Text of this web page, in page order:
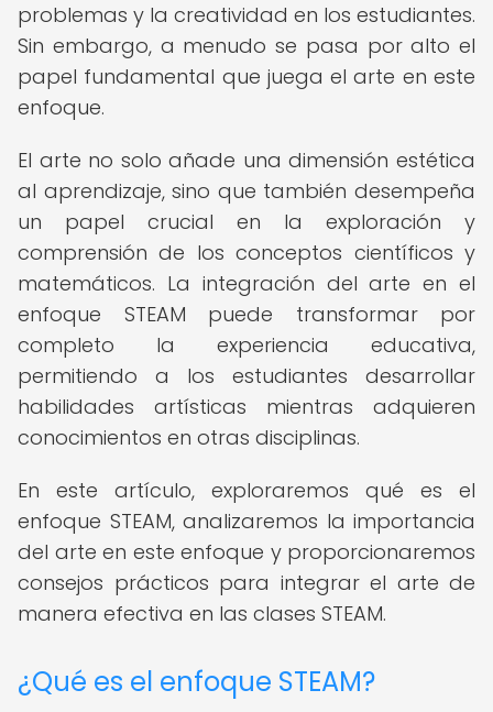
problemas y la creatividad en los estudiantes.
Sin embargo, a menudo se pasa por alto el
papel fundamental que juega el arte en este
enfoque.
El arte no solo añade una dimensión estética
al aprendizaje, sino que también desempeña
un papel crucial en la exploración y
comprensión de los conceptos científicos y
matemáticos. La integración del arte en el
enfoque STEAM puede transformar por
completo la experiencia educativa,
permitiendo a los estudiantes desarrollar
habilidades artísticas mientras adquieren
conocimientos en otras disciplinas.
En este artículo, exploraremos qué es el
enfoque STEAM, analizaremos la importancia
del arte en este enfoque y proporcionaremos
consejos prácticos para integrar el arte de
manera efectiva en las clases STEAM.
¿Qué es el enfoque STEAM?